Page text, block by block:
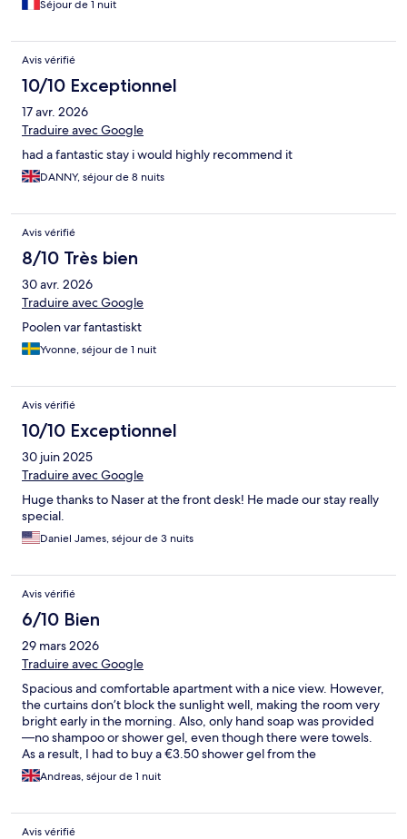
Séjour de 1 nuit
Avis vérifié
10/10 Exceptionnel
17 avr. 2026
Traduire avec Google
had a fantastic stay i would highly recommend it
DANNY, séjour de 8 nuits
Avis vérifié
8/10 Très bien
30 avr. 2026
Traduire avec Google
Poolen var fantastiskt
Yvonne, séjour de 1 nuit
Avis vérifié
10/10 Exceptionnel
30 juin 2025
Traduire avec Google
Huge thanks to Naser at the front desk! He made our stay really
special.
Daniel James, séjour de 3 nuits
Avis vérifié
6/10 Bien
29 mars 2026
Traduire avec Google
Spacious and comfortable apartment with a nice view. However,
the curtains don’t block the sunlight well, making the room very
bright early in the morning. Also, only hand soap was provided
—no shampoo or shower gel, even though there were towels.
As a result, I had to buy a €3.50 shower gel from the
supermarket inside the reception, which was inconvenient.
Additionally, some of the lights were broken.
Andreas, séjour de 1 nuit
Avis vérifié